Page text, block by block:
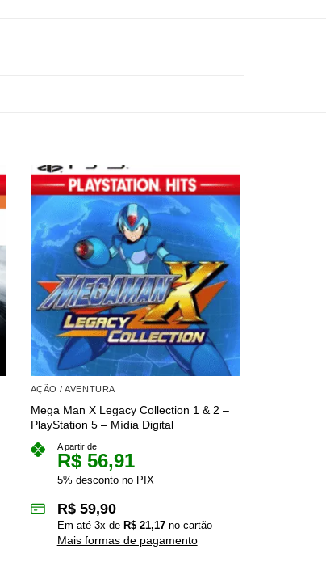
AÇÃO / AVENTURA
Mega Man X Legacy Collection 1 & 2 –
PlayStation 5 – Mídia Digital
A partir de
R$56,91
5% desconto no PIX
R$59,90
Em até 3x de R$21,17no cartão
Mais formas de pagamento